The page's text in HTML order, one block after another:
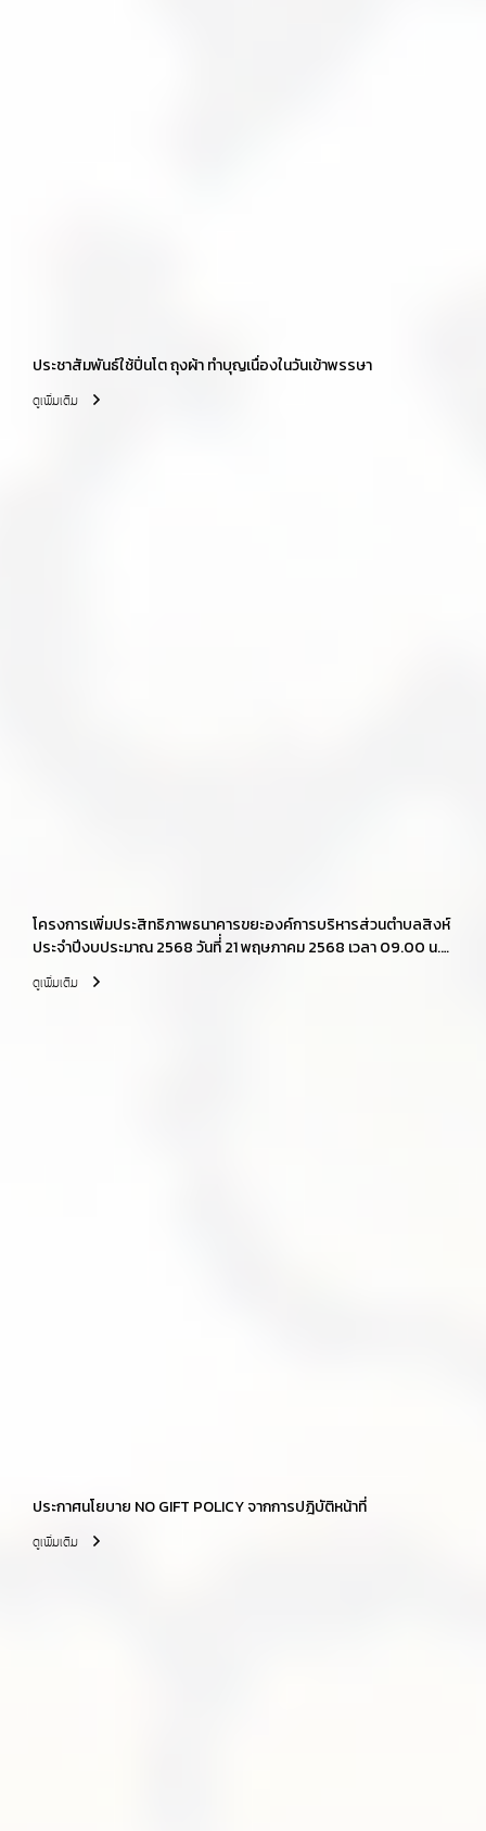
ประชาสัมพันธ์ใช้ปิ่นโต ถุงผ้า ทำบุญเนื่องในวันเข้าพรรษา
ดูเพิ่มเติม
โครงการเพิ่มประสิทธิภาพธนาคารขยะองค์การบริหารส่วนตำบลสิงห์
ประจำปีงบประมาณ 2568 วันที่่ 21 พฤษภาคม 2568 เวลา 09.00 น.
ณ ศาลาอเนกประสงค์องค์การบริหารส่วนตำบลสิงห์
ดูเพิ่มเติม
ประกาศนโยบาย NO GIFT POLICY จากการปฎิบัติหน้าที่
ดูเพิ่มเติม